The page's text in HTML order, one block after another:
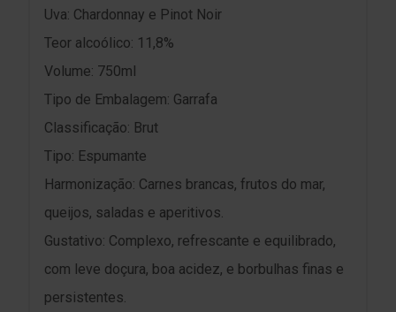
Uva: Chardonnay e Pinot Noir
Teor alcoólico: 11,8%
Volume: 750ml
Tipo de Embalagem: Garrafa
Classificação: Brut
Tipo: Espumante
Harmonização: Carnes brancas, frutos do mar,
queijos, saladas e aperitivos.
Gustativo: Complexo, refrescante e equilibrado,
com leve doçura, boa acidez, e borbulhas finas e
persistentes.